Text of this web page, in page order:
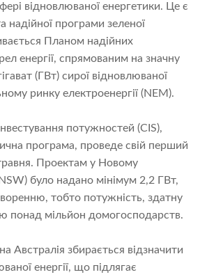
відновлюваної енергетики. Це є
надійної програми зеленої
Планом надійних
енергії, спрямованим на значну
(ГВт) сирої відновлюваної
ринку електроенергії (NEM).
потужностей (CIS),
програма, проведе свій перший
Проектам у Новому
було надано мінімум 2,2 ГВт,
тобто потужність, здатну
понад мільйон домогосподарств.
Австралія збирається відзначити
енергії, що підлягає